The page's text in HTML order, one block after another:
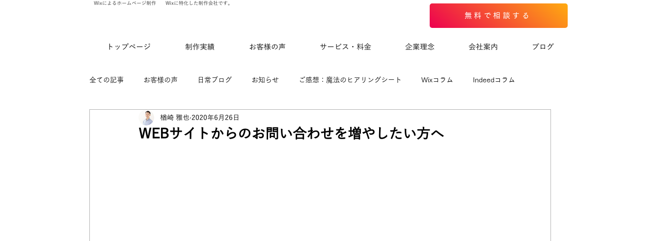
Wixによるホームページ制作 Wixに特化した制作会社です。
無料で相談する
トップページ 制作実績 お客様の声 サービス・料金 企業理念 会社案内 ブログ
全ての記事 お客様の声 日常ブログ お知らせ ご感想：魔法のヒアリングシート Wixコラム Indeedコラム
ありのま会員限定記事 WixVeloによる制作事例
WEBサイトからのお問い合わせを増やしたい方へ
楢崎 雅也 2020年6月26日